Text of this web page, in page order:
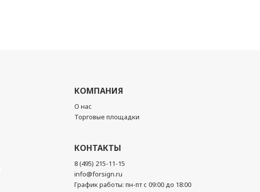
КОМПАНИЯ
О нас
Торговые площадки
КОНТАКТЫ
8 (495) 215-11-15
info@forsign.ru
График работы: пн-пт с 09:00 до 18:00